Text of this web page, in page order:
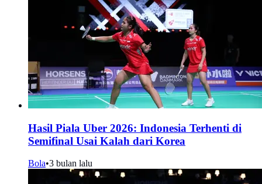
Hasil Piala Uber 2026: Indonesia Terhenti di
Semifinal Usai Kalah dari Korea
Bola•3 bulan lalu